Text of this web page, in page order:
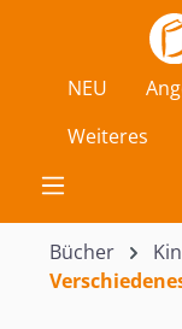
Zum Hauptinhalt
NEU
Weiteres
Bücher